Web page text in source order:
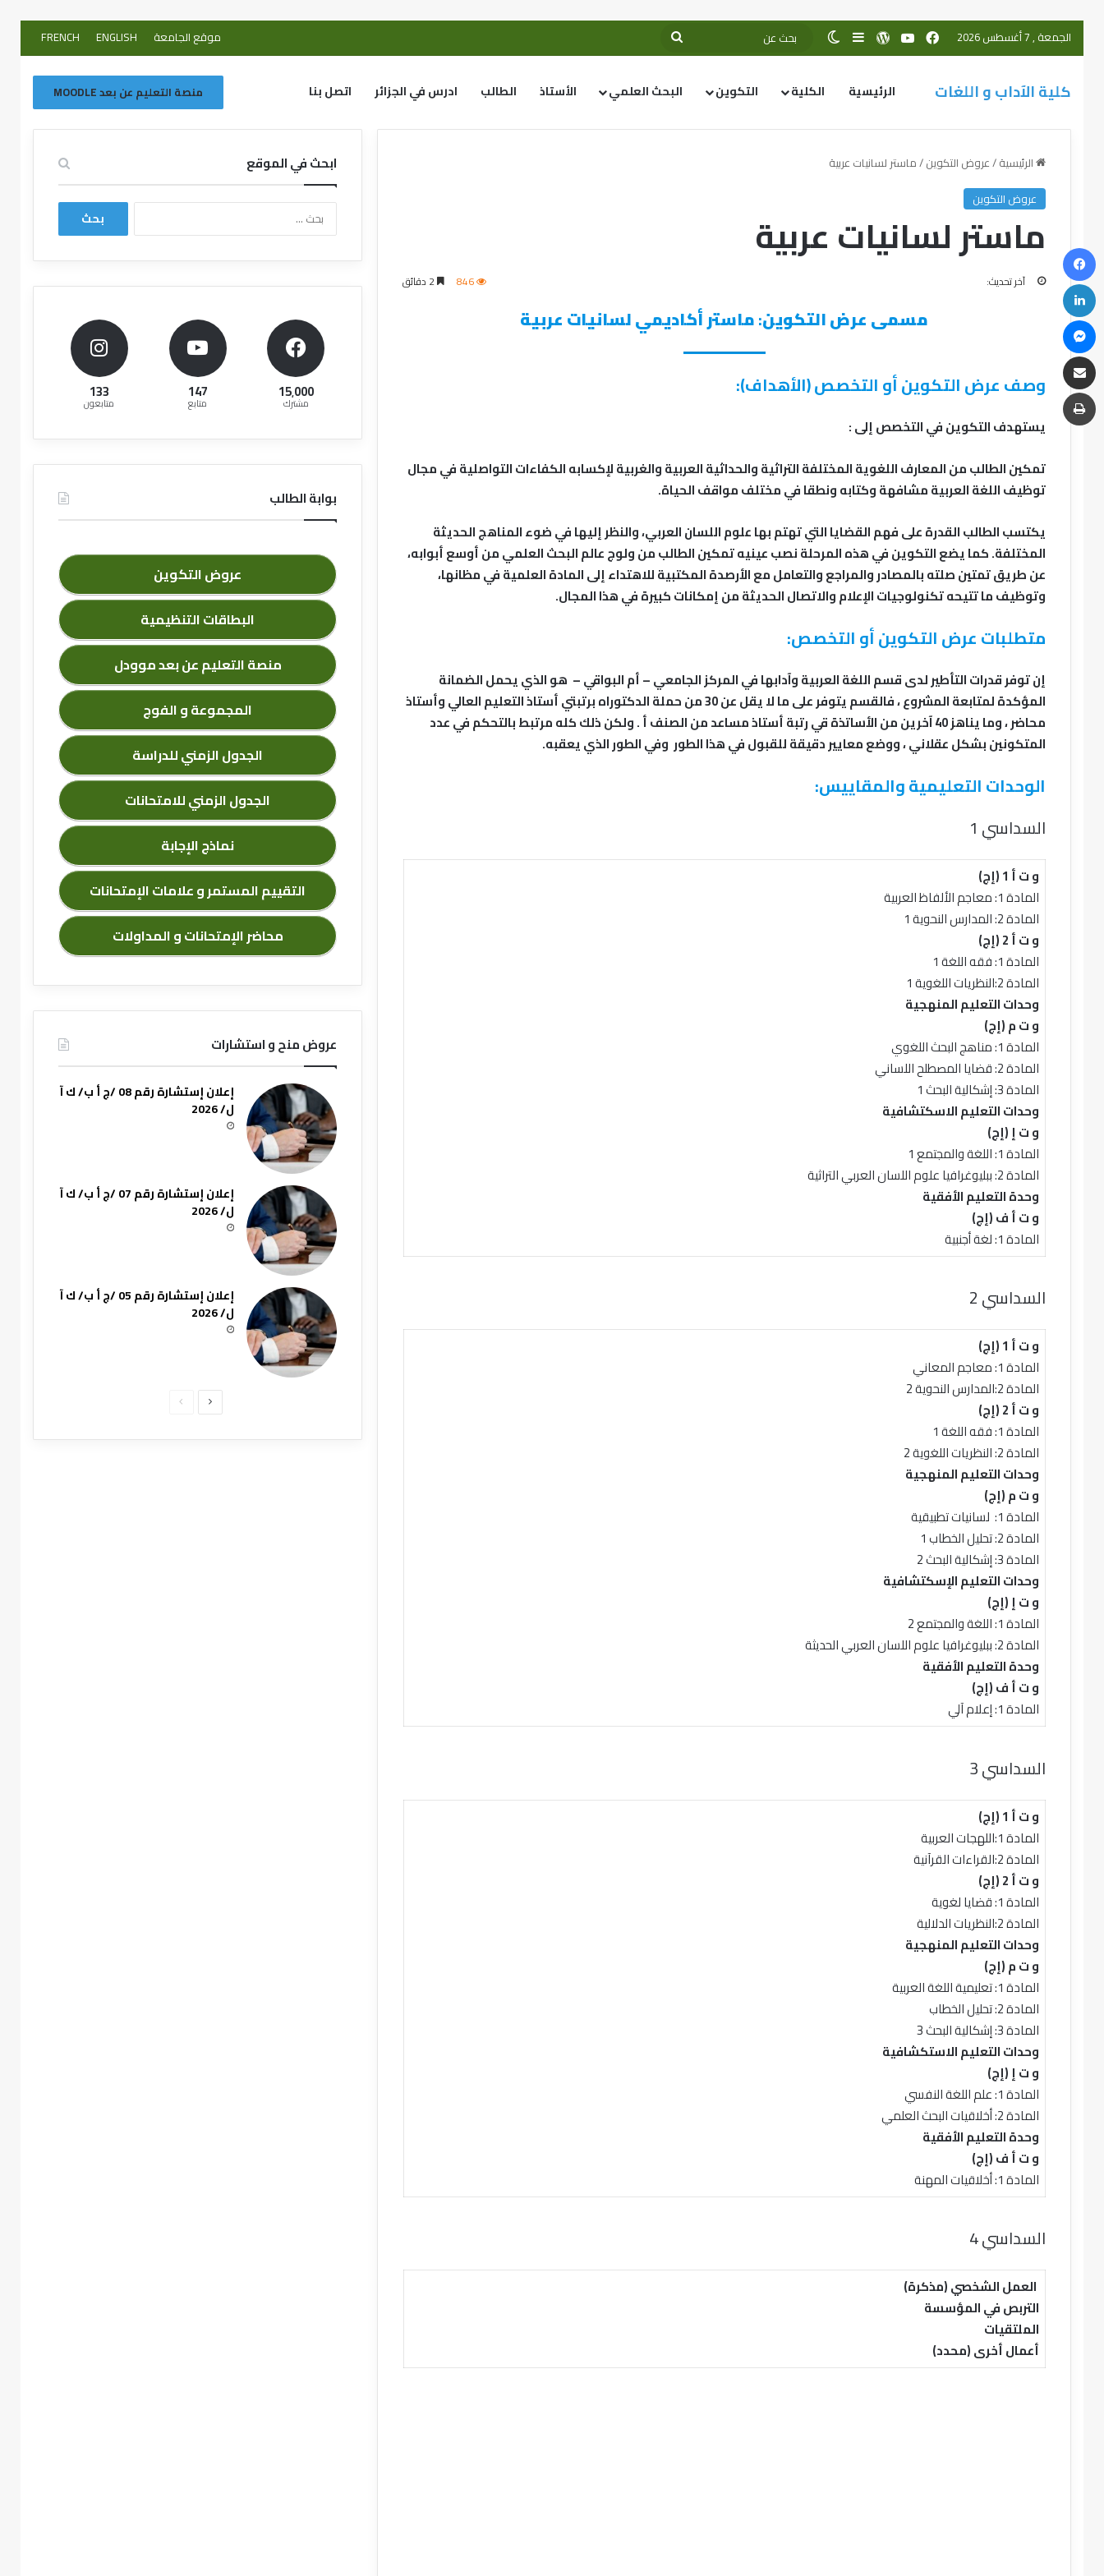
الجمعة , 7 أغسطس 2026 موقع الجامعة ENGLISH
FRENCH
كلية الآداب و اللغات الرئيسية الكلية التكوين البحث العلمي الأستاذ الطالب ادرس في الجزائر اتصل بنا منصة التعليم عن بعد MOODLE
الرئيسية/عروض التكوين/ماستر لسانيات عربية
عروض التكوين
ماستر لسانيات عربية
آخر تحديث: 846 2 دقائق
مسمى عرض التكوين:ماستر أكاديميلسانيات عربية
وصف عرض التكوين أو التخصص (الأهداف):
يستهدف التكوين في التخصص إلى :
تمكين الطالب من المعارف اللغوية المختلفة التراثية والحداثية العربية والغربية لإكسابه الكفاءات التواصلية في مجال
توظيف اللغة العربية مشافهة وكتابه ونطقا في مختلف مواقف الحياة.
يكتسب الطالب القدرة على فهم القضايا التي تهتم بها علوم اللسان العربي، والنظر إليها في ضوء المناهج الحديثة
المختلفة. كما يضع التكوين في هذه المرحلة نصب عينيه تمكين الطالب من ولوج عالم البحث العلمي من أوسع أبوابه،
عن طريق تمتين صلته بالمصادر والمراجع والتعامل مع الأرصدة المكتبية للاهتداء إلى المادة العلمية في مظانها،
وتوظيف ما تتيحه تكنولوجيات الإعلام والاتصال الحديثة من إمكانات كبيرة في هذا المجال.
متطلبات عرض التكوين أو التخصص:
إن توفر قدرات التأطير لدى قسم اللغة العربية وآدابها في المركز الجامعي – أم البواقي – هو الذي يحمل الضمانة
المؤكدة لمتابعة المشروع ، فالقسم يتوفر على ما لا يقل عن 30 من حملة الدكتوراه برتبتي أستاذ التعليم العالي وأستاذ
محاضر ، وما يناهز 40 آخرين من الأساتذة قي رتبة أستاذ مساعد من الصنف أ . ولكن ذلك كله مرتبط بالتحكم في عدد
المتكونين بشكل عقلاني ، ووضع معايير دقيقة للقبول في هذا الطور وفي الطور الذي يعقبه.
الوحدات التعليمية والمقاييس:
السداسي 1
و ت أ 1 (إج)
المادة 1: معاجم الألفاظ العربية
المادة 2: المدارس النحوية 1
و ت أ 2 (إج)
المادة 1: فقه اللغة 1
المادة 2:النظريات اللغوية 1
وحدات التعليم المنهجية
و ت م (إج)
المادة 1: مناهج البحث اللغوي
المادة 2: قضايا المصطلح اللساني
المادة 3: إشكالية البحث 1
وحدات التعليم الاسكتشافية
و ت إ (إج)
المادة 1: اللغة والمجتمع 1
المادة 2: ببليوغرافيا علوم اللسان العربي التراثية
وحدة التعليم الأفقية
و ت أ ف (إج)
المادة 1: لغة أجنبية
السداسي 2
و ت أ 1 (إج)
المادة 1: معاجم المعاني
المادة 2:المدارس النحوية 2
و ت أ 2 (إج)
المادة 1: فقه اللغة 1
المادة 2: النظريات اللغوية 2
وحدات التعليم المنهجية
و ت م (إج)
المادة 1: لسانيات تطبيقية
المادة 2: تحليل الخطاب 1
المادة 3: إشكالية البحث 2
وحدات التعليم الإسكتشافية
و ت إ (إج)
المادة 1: اللغة والمجتمع 2
المادة 2: ببليوغرافيا علوم اللسان العربي الحديثة
وحدة التعليم الأفقية
و ت أ ف (إج)
المادة 1: إعلام آلي
السداسي 3
و ت أ 1 (إج)
المادة 1:اللهجات العربية
المادة 2:القراءات القرآنية
و ت أ 2 (إج)
المادة 1: قضايا لغوية
المادة 2:النظريات الدلالية
وحدات التعليم المنهجية
و ت م (إج)
المادة 1: تعليمية اللغة العربية
المادة 2: تحليل الخطاب
المادة 3: إشكالية البحث 3
وحدات التعليم الاستكشافية
و ت إ (إج)
المادة 1: علم اللغة النفسي
المادة 2: أخلاقيات البحث العلمي
وحدة التعليم الأفقية
و ت أ ف (إج)
المادة 1: أخلاقيات المهنة
السداسي 4
العمل الشخصي (مذكرة)
التربص في المؤسسة
الملتقيات
أعمال أخرى (محدد)
ابحث في الموقع
15٬000
مشترك 147
متابع 133
متابعون
بوابة الطالب
عروض التكوين
البطاقات التنظيمية
منصة التعليم عن بعد موودل
المجموعة و الفوج
الجدول الزمني للدراسة
الجدول الزمني للامتحانات
نماذج الإجابة
التقييم المستمر و علامات الإمتحانات
محاضر الإمتحانات و المداولات
عروض منح و استشارات
إعلان إستشارة رقم 08 /ج أ ب/ ك آ
ل/ 2026
إعلان إستشارة رقم 07 /ج أ ب/ ك آ
ل/ 2026
إعلان إستشارة رقم 05 /ج أ ب/ ك آ
ل/ 2026